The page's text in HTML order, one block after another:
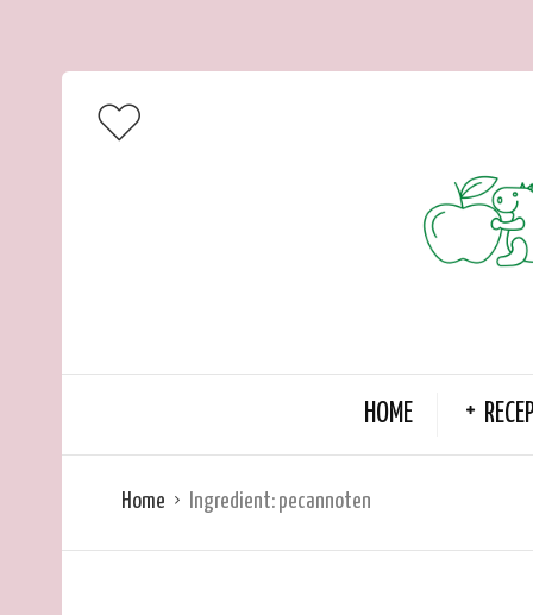
HOME
Home Ingredient: pecannoten